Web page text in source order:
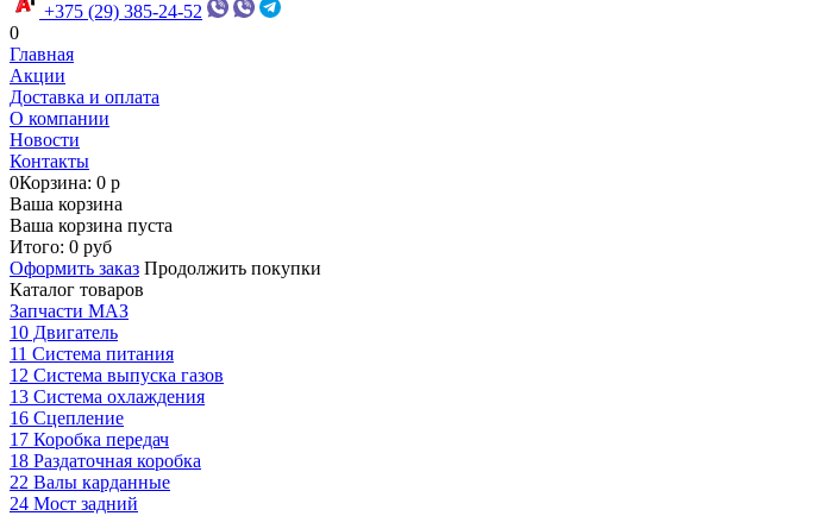
+375 (29) 385-24-52
0
Главная
Акции
Доставка и оплата
О компании
Новости
Контакты
0Корзина: 0 р
Ваша корзина
Ваша корзина пуста
Итого: 0 руб
Оформить заказ Продолжить покупки
Каталог товаров
Запчасти МАЗ
10 Двигатель
11 Система питания
12 Система выпуска газов
13 Система охлаждения
16 Сцепление
17 Коробка передач
18 Раздаточная коробка
22 Валы карданные
24 Мост задний